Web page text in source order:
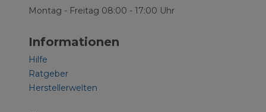
Montag - Freitag 08:00 - 17:00 Uhr
Informationen
Hilfe
Ratgeber
Herstellerwelten